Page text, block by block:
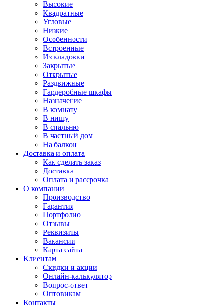
Высокие
Квадратные
Угловые
Низкие
Особенности
Встроенные
Из кладовки
Закрытые
Открытые
Раздвижные
Гардеробные шкафы
Назначение
В комнату
В нишу
В спальню
В частный дом
На балкон
Доставка и оплата
Как сделать заказ
Доставка
Оплата и рассрочка
О компании
Производство
Гарантия
Портфолио
Отзывы
Реквизиты
Вакансии
Карта сайта
Клиентам
Скидки и акции
Онлайн-калькулятор
Вопрос-ответ
Оптовикам
Контакты